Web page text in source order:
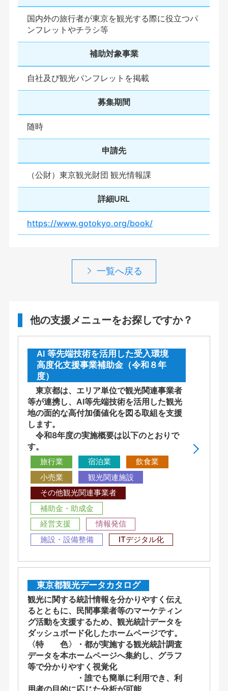
国内外の旅行者が東京を観光する際に役立つパ
ンフレットやチラシ等
補助対象事業
自社及び観光パンフレットを掲載
募集期間
随時
申請先
（公財）東京観光財団 観光情報課
詳細URL
https://www.gotokyo.org/book/
一覧へ戻る
他の支援メニューをお探しですか？
AI 等先端技術を活用した受入環境
高度化支援事業補助金（令和８年
度）
東京都は、エリア単位で観光関連事業者
等が連携し、AI等先端技術を活用した観光
地の面的な高付加価値化を図る取組を支援
します。
令和8年度の実施概要は以下のとおりで
す。
旅行業 宿泊業
飲食業
小売業
観光関連施設
その他観光関連事業者
補助金・助成金
経営支援
情報発信
施設・設備整備
ITデジタル化
東京都観光データカタログ
観光に関する統計情報を分かりやすく伝え
るとともに、民間事業者等のマーケティン
グ活動を支援するため、観光統計データを
ダッシュボード化したホームページです。
〈特 色〉・都が実施する観光統計調査
データを本ホームページへ集約し、グラフ
等で分かりやすく視覚化
・誰でも簡単に利用でき、利
用者の目的に応じた分析が可能